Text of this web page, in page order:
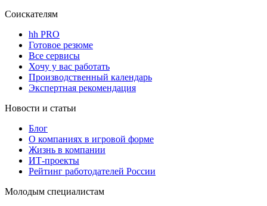
Соискателям
hh PRO
Готовое резюме
Все сервисы
Хочу у вас работать
Производственный календарь
Экспертная рекомендация
Новости и статьи
Блог
О компаниях в игровой форме
Жизнь в компании
ИТ-проекты
Рейтинг работодателей России
Молодым специалистам